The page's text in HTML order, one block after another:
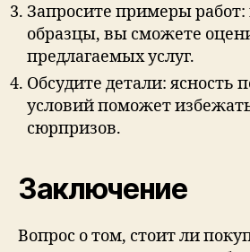
Запросите примеры работ:
образцы, вы сможете
предлагаемых услуг.
Обсудите детали: ясность
условий поможет
сюрпризов.
Заключение
Вопрос о том, стоит ли